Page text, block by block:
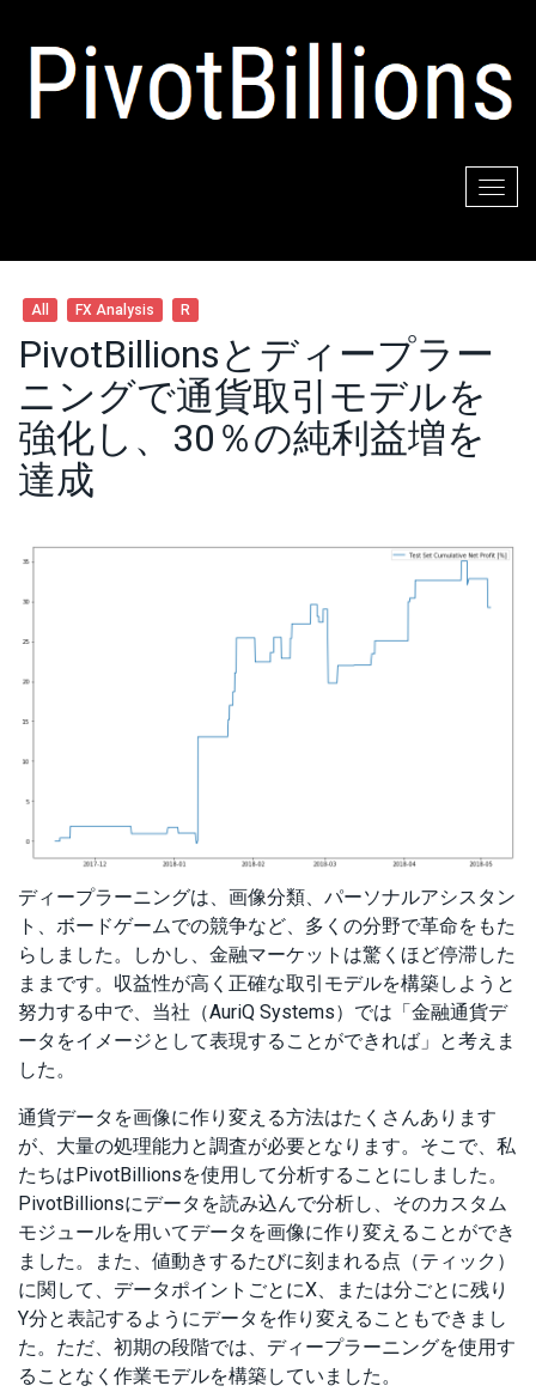
All FX Analysis R
PivotBillionsとディープラー
ニングで通貨取引モデルを
強化し、30％の純利益増を
達成
ディープラーニングは、画像分類、パーソナルアシスタン
ト、ボードゲームでの競争など、多くの分野で革命をもた
らしました。しかし、金融マーケットは驚くほど停滞した
ままです。収益性が高く正確な取引モデルを構築しようと
努力する中で、当社（AuriQ Systems）では「金融通貨デ
ータをイメージとして表現することができれば」と考えま
した。
通貨データを画像に作り変える方法はたくさんあります
が、大量の処理能力と調査が必要となります。そこで、私
たちはPivotBillionsを使用して分析することにしました。
PivotBillionsにデータを読み込んで分析し、そのカスタム
モジュールを用いてデータを画像に作り変えることができ
ました。また、値動きするたびに刻まれる点（ティック）
に関して、データポイントごとにX、または分ごとに残り
Y分と表記するようにデータを作り変えることもできまし
た。ただ、初期の段階では、ディープラーニングを使用す
ることなく作業モデルを構築していました。